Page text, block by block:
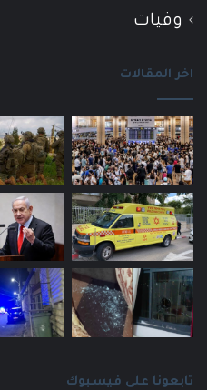
وفيات
اخر المقالات
تابعونا على فيسبوك